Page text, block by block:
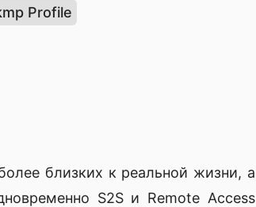
Profile
близких к реальной жизни, а
S2S и Remote Access